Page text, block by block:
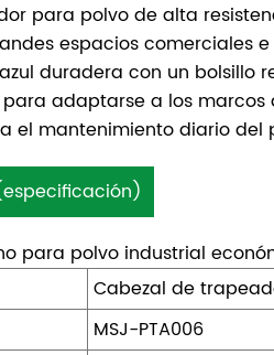
para polvo de alta
espacios comerciales
duradera con un bolsillo
adaptarse a los
el mantenimiento diario del
para polvo industrial
Cabezal de
MSJ-PTA006